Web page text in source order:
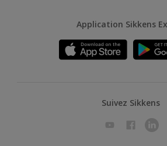
Application Sikkens
Suivez Sikkens